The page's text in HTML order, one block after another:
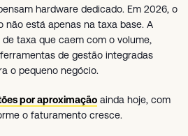
hardware dedicado. Em 2026, o
não está apenas na taxa base. A
taxa que caem com o volume,
de gestão integradas
o pequeno negócio.
por aproximação ainda hoje, com
o faturamento cresce.